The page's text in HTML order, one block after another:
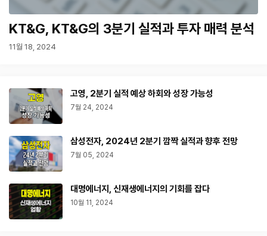
KT&G, KT&G의 3분기 실적과 투자 매력 분석
11월 18, 2024
고영, 2분기 실적 예상 하회와 성장 가능성
7월 24, 2024
삼성전자, 2024년 2분기 깜짝 실적과 향후 전망
7월 05, 2024
대명에너지, 신재생에너지의 기회를 잡다
10월 11, 2024